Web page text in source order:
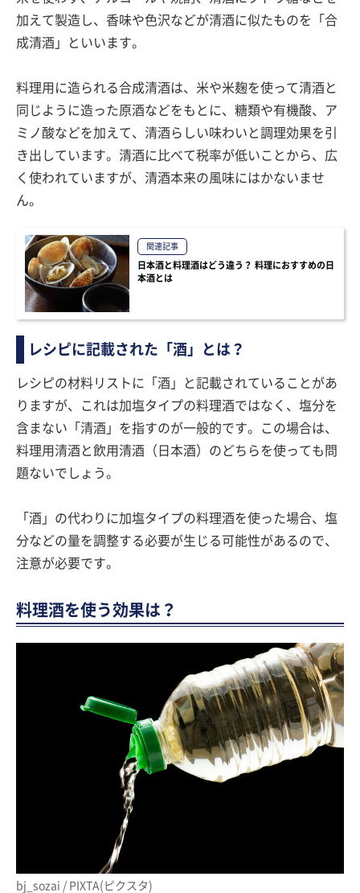
加えて製造し、香味や色沢などが清酒に似たものを「合
成清酒」といいます。
料理用に造られる合成清酒は、米や米麹を使って清酒と
同じように造った原酒などをもとに、糖類や有機酸、ア
ミノ酸などを加えて、清酒らしい味わいと調理効果を引
き出しています。清酒に比べて税率が低いことから、広
く使われていますが、清酒本来の風味にはかないませ
ん。
関連記事
日本酒と料理酒はどう違う？ 料理におすすめの日
本酒とは
レシピに記載された「酒」とは？
レシピの材料リストに「酒」と記載されていることがあ
りますが、これは加塩タイプの料理酒ではなく、塩分を
含まない「清酒」を指すのが一般的です。この場合は、
料理用清酒と飲用清酒（日本酒）のどちらを使っても問
題ないでしょう。
「酒」の代わりに加塩タイプの料理酒を使った場合、塩
分などの量を調整する必要が生じる可能性があるので、
注意が必要です。
料理酒を使う効果は？
bj_sozai / PIXTA(ピクスタ)